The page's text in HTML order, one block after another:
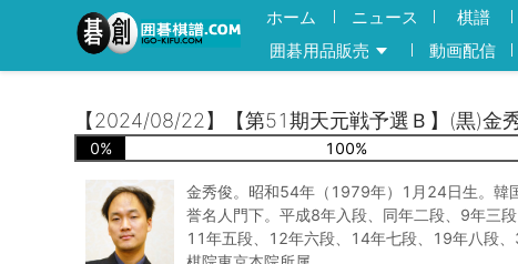
ホーム ニュース 棋譜
囲碁用品販売
動画配信
【2024/08/22】【第51期天元戦予選Ｂ】(黒)金
0% 100%
金秀俊。昭和54年（1979年）1月24日生。韓
誉名人門下。平成8年入段、同年二段、9年三段
11年五段、12年六段、14年七段、19年八段